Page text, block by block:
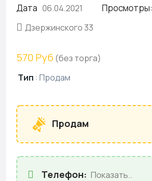
Дата 06.04.2021 Просмотры:
Дзержинского 33
570 Руб (без торга)
Тип : Продам
Продам
Телефон: Показать..